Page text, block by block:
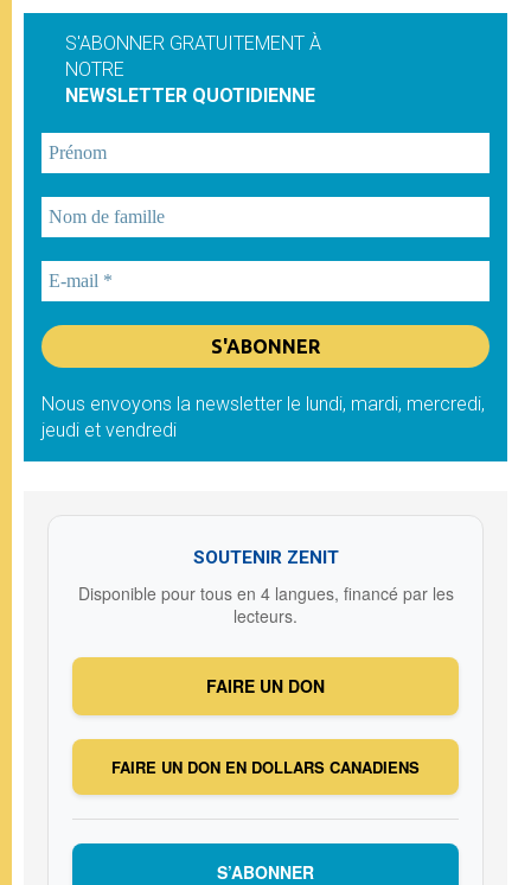
S'ABONNER GRATUITEMENT À
NOTRE
NEWSLETTER QUOTIDIENNE
Nous envoyons la newsletter le lundi, mardi, mercredi,
jeudi et vendredi
SOUTENIR ZENIT
Disponible pour tous en 4 langues, financé par les
lecteurs.
FAIRE UN DON
FAIRE UN DON EN DOLLARS CANADIENS
S’ABONNER